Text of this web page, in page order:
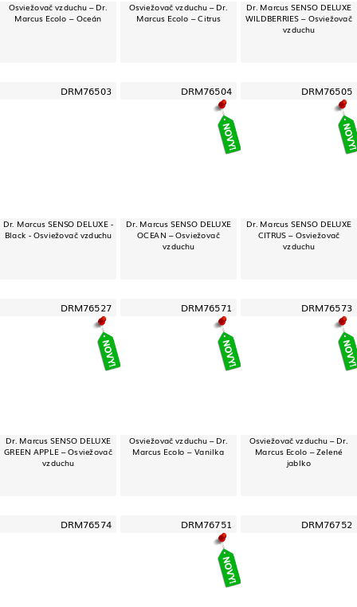
Osviežovač vzduchu – Dr.
Marcus Ecolo – Oceán
Osviežovač vzduchu – Dr.
Marcus Ecolo – Citrus
Dr. Marcus SENSO DELUXE
WILDBERRIES – Osviežovač
vzduchu
DRM76503
Dr. Marcus SENSO DELUXE -
Black - Osviežovač vzduchu
DRM76504
Dr. Marcus SENSO DELUXE
OCEAN – Osviežovač
vzduchu
DRM76505
Dr. Marcus SENSO DELUXE
CITRUS – Osviežovač
vzduchu
DRM76527
Dr. Marcus SENSO DELUXE
GREEN APPLE – Osviežovač
vzduchu
DRM76571
Osviežovač vzduchu – Dr.
Marcus Ecolo – Vanilka
DRM76573
Osviežovač vzduchu – Dr.
Marcus Ecolo – Zelené
jablko
DRM76574 DRM76751 DRM76752